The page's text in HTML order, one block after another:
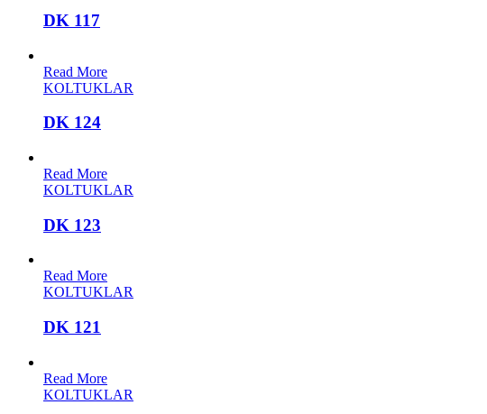
DK 117
Read More
KOLTUKLAR
DK 124
Read More
KOLTUKLAR
DK 123
Read More
KOLTUKLAR
DK 121
Read More
KOLTUKLAR